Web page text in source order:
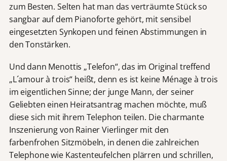
zum Besten. Selten hat man das verträumte Stück so
sangbar auf dem Pianoforte gehört, mit sensibel
eingesetzten Synkopen und feinen Abstimmungen in
den Tonstärken.
Und dann Menottis „Telefon“, das im Original treffend
„L´amour à trois“ heißt, denn es ist keine Ménage à trois
im eigentlichen Sinne; der junge Mann, der seiner
Geliebten einen Heiratsantrag machen möchte, muß
diese sich mit ihrem Telephon teilen. Die charmante
Inszenierung von Rainer Vierlinger mit den
farbenfrohen Sitzmöbeln, in denen die zahlreichen
Telephone wie Kastenteufelchen plärren und schrillen,